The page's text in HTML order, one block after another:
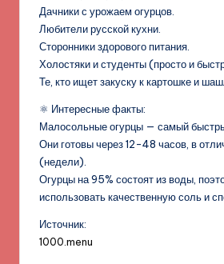
Дачники с урожаем огурцов.
Любители русской кухни.
Сторонники здорового питания.
Холостяки и студенты (просто и
Те, кто ищет закуску к картошке и
⚛️ Интересные факты:
Малосольные огурцы — самый
Они готовы через 12-48 часов, в
(недели).
Огурцы на 95% состоят из воды,
использовать качественную соль и
Источник:
1000.menu